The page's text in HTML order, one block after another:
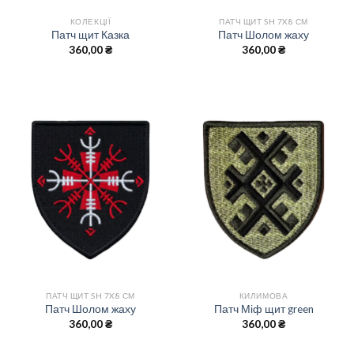
КОЛЕКЦІЇ
Патч щит Казка
360,00₴
ПАТЧ ЩИТ SH 7X8 СМ
Патч Шолом жаху
360,00₴
ПАТЧ ЩИТ SH 7X8 СМ
Патч Шолом жаху
360,00₴
КИЛИМОВА
Патч Міф щит green
360,00₴